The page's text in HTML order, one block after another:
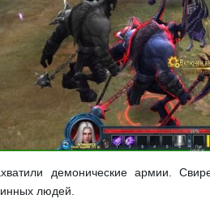
демонические армии.
людей.